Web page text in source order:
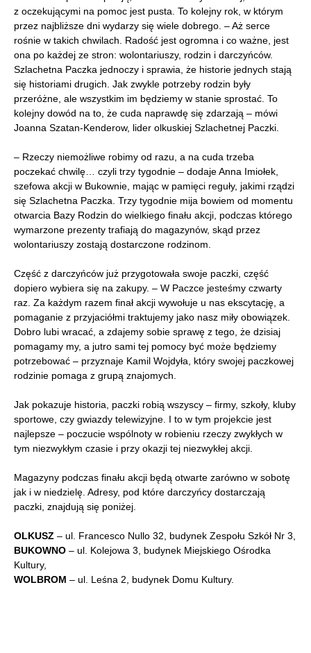
z oczekującymi na pomoc jest pusta. To kolejny rok, w którym
przez najbliższe dni wydarzy się wiele dobrego. – Aż serce
rośnie w takich chwilach. Radość jest ogromna i co ważne, jest
ona po każdej ze stron: wolontariuszy, rodzin i darczyńców.
Szlachetna Paczka jednoczy i sprawia, że historie jednych stają
się historiami drugich. Jak zwykle potrzeby rodzin były
przeróżne, ale wszystkim im będziemy w stanie sprostać. To
kolejny dowód na to, że cuda naprawdę się zdarzają – mówi
Joanna Szatan-Kenderow, lider olkuskiej Szlachetnej Paczki.
– Rzeczy niemożliwe robimy od razu, a na cuda trzeba
poczekać chwilę… czyli trzy tygodnie – dodaje Anna Imiołek,
szefowa akcji w Bukownie, mając w pamięci reguły, jakimi rządzi
się Szlachetna Paczka. Trzy tygodnie mija bowiem od momentu
otwarcia Bazy Rodzin do wielkiego finału akcji, podczas którego
wymarzone prezenty trafiają do magazynów, skąd przez
wolontariuszy zostają dostarczone rodzinom.
Część z darczyńców już przygotowała swoje paczki, część
dopiero wybiera się na zakupy. – W Paczce jesteśmy czwarty
raz. Za każdym razem finał akcji wywołuje u nas ekscytację, a
pomaganie z przyjaciółmi traktujemy jako nasz miły obowiązek.
Dobro lubi wracać, a zdajemy sobie sprawę z tego, że dzisiaj
pomagamy my, a jutro sami tej pomocy być może będziemy
potrzebować – przyznaje Kamil Wojdyła, który swojej paczkowej
rodzinie pomaga z grupą znajomych.
Jak pokazuje historia, paczki robią wszyscy – firmy, szkoły, kluby
sportowe, czy gwiazdy telewizyjne. I to w tym projekcie jest
najlepsze – poczucie wspólnoty w robieniu rzeczy zwykłych w
tym niezwykłym czasie i przy okazji tej niezwykłej akcji.
Magazyny podczas finału akcji będą otwarte zarówno w sobotę
jak i w niedzielę. Adresy, pod które darczyńcy dostarczają
paczki, znajdują się poniżej.
OLKUSZ – ul. Francesco Nullo 32, budynek Zespołu Szkół Nr 3,
BUKOWNO – ul. Kolejowa 3, budynek Miejskiego Ośrodka
Kultury,
WOLBROM – ul. Leśna 2, budynek Domu Kultury.